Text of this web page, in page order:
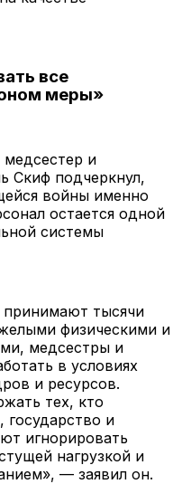
все
меры»
и
Скиф подчеркнул,
войны именно
остается одной
системы
принимают тысячи
физическими и
медсестры и
в условиях
и ресурсов.
тех, кто
государство и
игнорировать
нагрузкой и
— заявил он.